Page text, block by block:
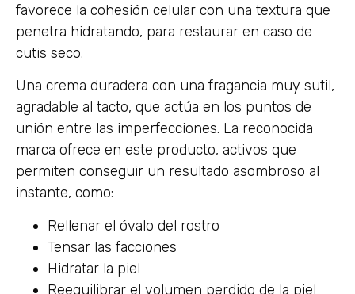
favorece la cohesión celular con una textura que
penetra hidratando, para restaurar en caso de
cutis seco.
Una crema duradera con una fragancia muy sutil,
agradable al tacto, que actúa en los puntos de
unión entre las imperfecciones. La reconocida
marca ofrece en este producto, activos que
permiten conseguir un resultado asombroso al
instante, como:
Rellenar el óvalo del rostro
Tensar las facciones
Hidratar la piel
Reequilibrar el volumen perdido de la piel